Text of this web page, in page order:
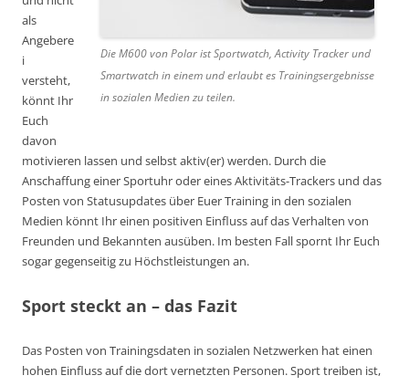
Die M600 von Polar ist Sportwatch, Activity Tracker und
Smartwatch in einem und erlaubt es Trainingsergebnisse
in sozialen Medien zu teilen.
als
Angebere
i
versteht,
könnt Ihr
Euch
davon
motivieren lassen und selbst aktiv(er) werden. Durch die
Anschaffung einer Sportuhr oder eines Aktivitäts-Trackers und das
Posten von Statusupdates über Euer Training in den sozialen
Medien könnt Ihr einen positiven Einfluss auf das Verhalten von
Freunden und Bekannten ausüben. Im besten Fall spornt Ihr Euch
sogar gegenseitig zu Höchstleistungen an.
Sport steckt an – das Fazit
Das Posten von Trainingsdaten in sozialen Netzwerken hat einen
hohen Einfluss auf die dort vernetzten Personen. Sport treiben ist,